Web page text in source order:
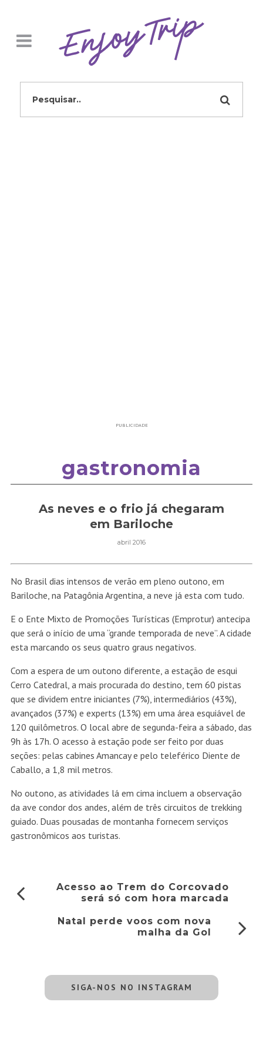
PUBLICIDADE
gastronomia
As neves e o frio já chegaram
em Bariloche
abril 2016
No Brasil dias intensos de verão em pleno outono, em
Bariloche, na Patagônia Argentina, a neve já esta com tudo.
E o Ente Mixto de Promoções Turísticas (Emprotur) antecipa
que será o início de uma “grande temporada de neve”. A cidade
esta marcando os seus quatro graus negativos.
Com a espera de um outono diferente, a estação de esqui
Cerro Catedral, a mais procurada do destino, tem 60 pistas
que se dividem entre iniciantes (7%), intermediários (43%),
avançados (37%) e experts (13%) em uma área esquiável de
120 quilômetros. O local abre de segunda-feira a sábado, das
9h às 17h. O acesso à estação pode ser feito por duas
seções: pelas cabines Amancay e pelo teleférico Diente de
Caballo, a 1,8 mil metros.
No outono, as atividades lá em cima incluem a observação
da ave condor dos andes, além de três circuitos de trekking
guiado. Duas pousadas de montanha fornecem serviços
gastronômicos aos turistas.
Acesso ao Trem do Corcovado
será só com hora marcada
Natal perde voos com nova
malha da Gol
SIGA-NOS NO INSTAGRAM